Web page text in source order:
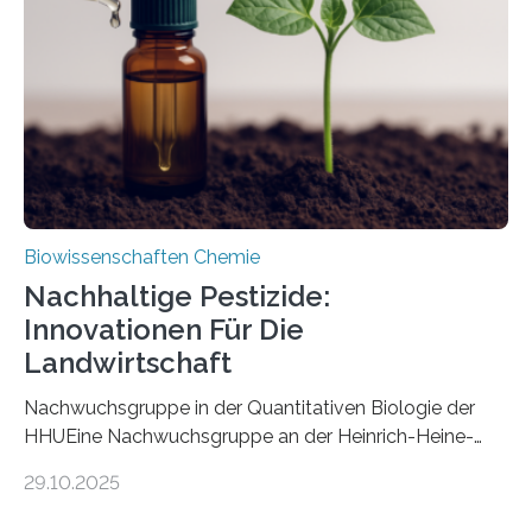
nun den Namen Cretosabethes primaevus. Dieser erste
fossile Nachweis einer Stechmückenlarve in Bernstein
stellt gleichzeitig den ersten Fossilfund einer
Mückenlarve aus dem Mesozoikum dar, denn…
Biowissenschaften Chemie
Nachhaltige Pestizide:
Innovationen Für Die
Landwirtschaft
Nachwuchsgruppe in der Quantitativen Biologie der
HHUEine Nachwuchsgruppe an der Heinrich-Heine-
fünf Jahren erforschen, wie Bakterien auf
29.10.2025